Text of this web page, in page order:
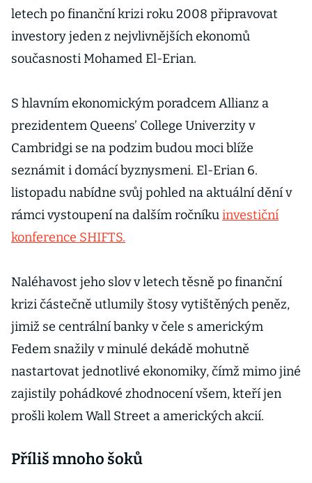
letech po finanční krizi roku 2008 připravovat
investory jeden z nejvlivnějších ekonomů
současnosti Mohamed El-Erian.
S hlavním ekonomickým poradcem Allianz a
prezi­dentem Queens’ College Univerzity v
Cambridgi se na podzim budou moci blíže
seznámit i domácí byznysmeni. El-Erian 6.
listopadu nabídne svůj pohled na aktuální dění v
rámci vystoupení na dalším ročníkuinvestiční
konference SHIFTS.
Naléhavost jeho slov v letech těsně po finanční
krizi částečně utlumily štosy vytištěných peněz,
jimiž se centrální banky v čele s americkým
Fedem snažily v minulé dekádě mohutně
nastartovat jednotlivé ekonomiky, čímž mimo jiné
zajistily pohádkové zhodnocení všem, kteří jen
prošli kolem Wall Street a amerických akcií.
Příliš mnoho šoků